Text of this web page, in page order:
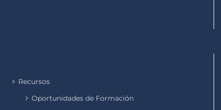
Recursos
Oportunidades de Formación